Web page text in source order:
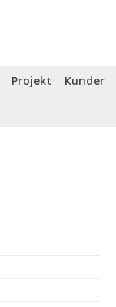
Projekt
Kunder